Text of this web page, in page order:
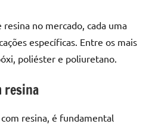
no mercado, cada uma
específicas. Entre os mais
poliéster e poliuretano.
resina
resina, é fundamental